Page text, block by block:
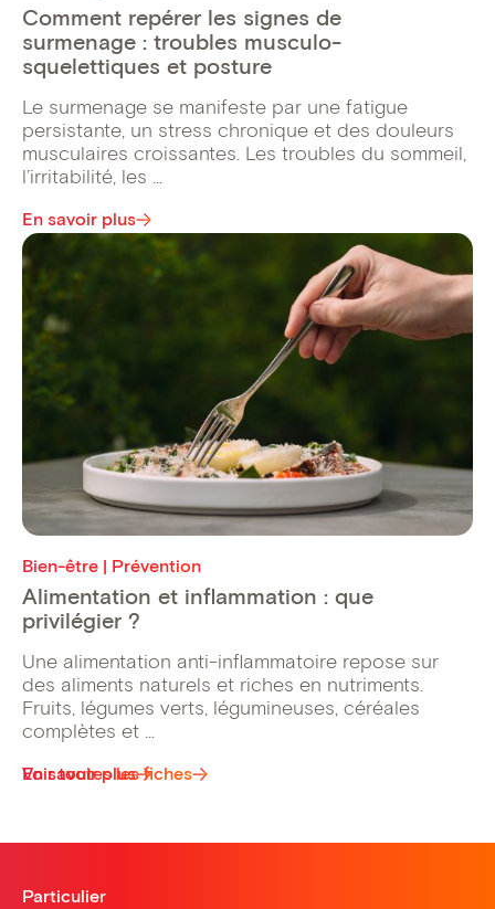
Voir toutes les fiches
Comment repérer les signes de
surmenage : troubles musculo-
squelettiques et posture
Le surmenage se manifeste par une fatigue
persistante, un stress chronique et des douleurs
musculaires croissantes. Les troubles du sommeil,
l’irritabilité, les ...
En savoir plus
Bien-être | Prévention
Alimentation et inflammation : que
privilégier ?
Une alimentation anti-inflammatoire repose sur
des aliments naturels et riches en nutriments.
Fruits, légumes verts, légumineuses, céréales
complètes et ...
En savoir plus
Particulier